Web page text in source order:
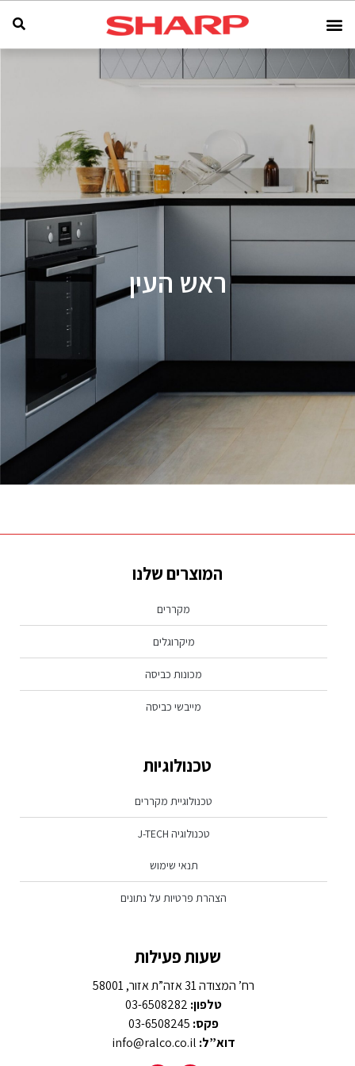
ראש העין
המוצרים שלנו
מקררים
מיקרוגלים
מכונות כביסה
מייבשי כביסה
טכנולוגיות
טכנולוגיית מקררים
טכנולוגיה J-TECH
תנאי שימוש
הצהרת פרטיות על נתונים
שעות פעילות
רח’ המצודה 31 אזה”ת אזור, 58001
טלפון:
פקס:
דוא”ל: